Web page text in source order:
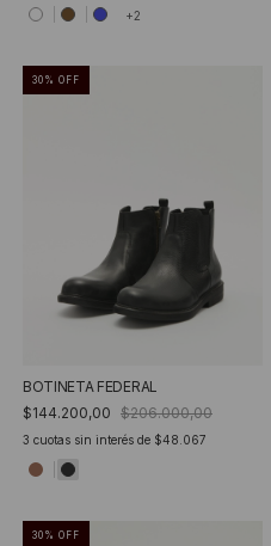
+2
30 % OFF
BOTINETA FEDERAL
$144.200,00 $206.000,00
3 cuotas sin interés de $48.067
30 % OFF